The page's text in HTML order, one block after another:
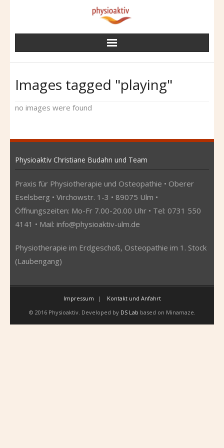
Images tagged "playing"
no images were found
Physioaktiv Christiane Budahn und Team
Praxis für Physiotherapie und Osteopathie • Oberer
Eselsberg • Virchowstr. 1-3 • 89075 Ulm •
Öffnungszeiten: Mo-Fr 7.00-20.00 Uhr • Tel: 0731 550
4141 • Mail: info@physioaktiv-ulm.de
Physiotherapie im Erdgeschoß, Osteopathie im 1. Stock
(Laubengang)
Impressum
Kontakt und Anfahrt
© 2016 Physioaktiv. Developed by DS Lab based on Minamaze.